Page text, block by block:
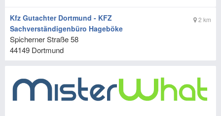
2 km
Kfz Gutachter Dortmund - KFZ
Sachverständigenbüro Hageböke
Spicherner Straße 58
44149 Dortmund